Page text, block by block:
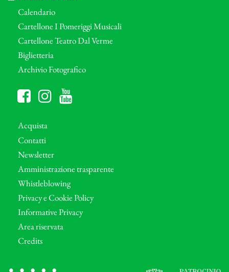
Calendario
Cartellone I Pomeriggi Musicali
Cartellone Teatro Dal Verme
Biglietteria
Archivio Fotografico
Acquista
Contatti
Newsletter
Amministrazione trasparente
Whistleblowing
Privacy e Cookie Policy
Informative Privacy
Area riservata
Credits